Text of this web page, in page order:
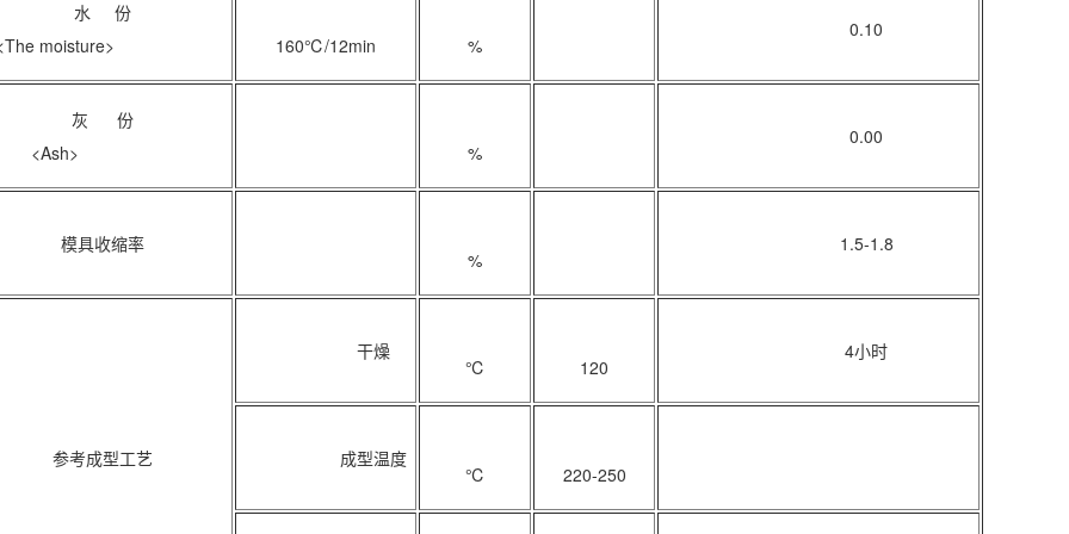
份
moisture>
160℃/12min %
0.10
份
<Ash>
%
0.00
收缩率
%
1.5-1.8
成型工艺
干燥
℃ 120
4小时
成型温度
℃ 220-250